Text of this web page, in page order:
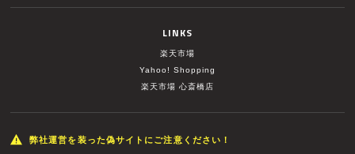
LINKS
楽天市場
Yahoo! Shopping
楽天市場 心斎橋店
弊社運営を装った偽サイトにご注意ください！